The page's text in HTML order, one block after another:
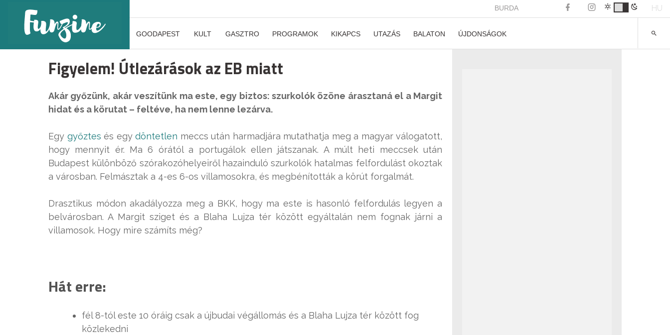
BURDA HU
GOODAPEST KULT GASZTRO PROGRAMOK KIKAPCS UTAZÁS BALATON ÚJDONSÁGOK
Figyelem! Útlezárások az EB miatt
Akár győzünk, akár veszítünk ma este, egy biztos: szurkolók özöne árasztaná el a Margit
hidat és a körutat – feltéve, ha nem lenne lezárva.
Egy győztes és egy döntetlen meccs után harmadjára mutathatja meg a magyar válogatott,
hogy mennyit ér. Ma 6 órától a portugálok ellen játszanak. A múlt heti meccsek után
Budapest különböző szórakozóhelyeiről hazainduló szurkolók hatalmas felfordulást okoztak
a városban. Felmásztak a 4-es 6-os villamosokra, és megbénították a körút forgalmát.
Drasztikus módon akadályozza meg a BKK, hogy ma este is hasonló felfordulás legyen a
belvárosban. A Margit sziget és a Blaha Lujza tér között egyáltalán nem fognak járni a
villamosok. Hogy mire számíts még?
Hát erre:
fél 8-tól este 10 óráig csak a újbudai végállomás és a Blaha Lujza tér között fog
közlekedni